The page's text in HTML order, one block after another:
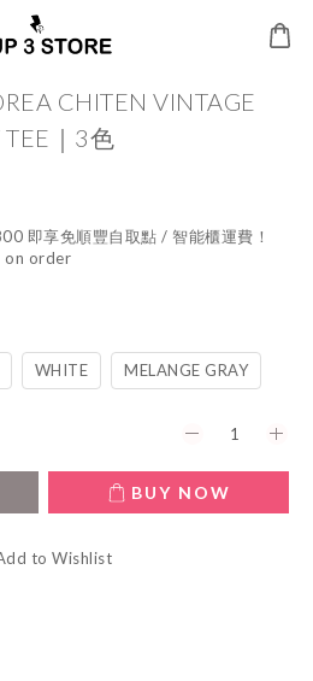
CHITEN VINTAGE
TEE｜3色
即享免順豐自取點 / 智能櫃運費！
on order
WHITE MELANGE GRAY
BUY NOW
to Wishlist